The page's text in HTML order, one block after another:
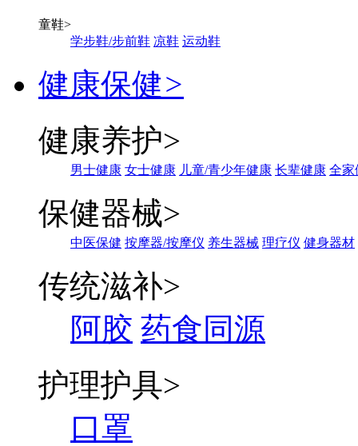
童鞋>
学步鞋/步前鞋 凉鞋 运动鞋
健康保健>
健康养护>
男士健康 女士健康 儿童/青少年健康 长辈健康 全家
保健器械>
中医保健 按摩器/按摩仪 养生器械 理疗仪 健身器材
传统滋补>
阿胶 药食同源
护理护具>
口罩